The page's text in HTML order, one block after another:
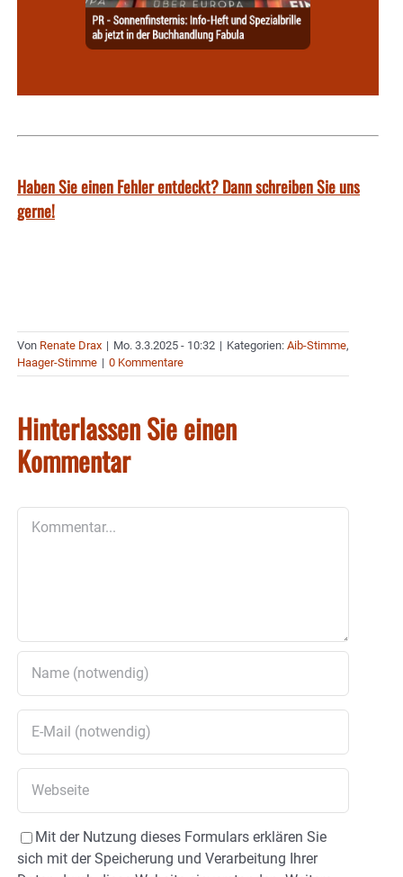
Haben Sie einen Fehler entdeckt? Dann schreiben Sie uns
gerne!
Von Renate Drax | Mo. 3.3.2025 - 10:32 | Kategorien: Aib-Stimme,
Haager-Stimme | 0 Kommentare
Hinterlassen Sie einen
Kommentar
Mit der Nutzung dieses Formulars erklären Sie
sich mit der Speicherung und Verarbeitung Ihrer